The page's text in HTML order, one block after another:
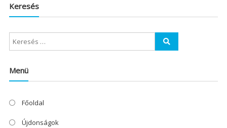
Keresés
Menü
Főoldal
Újdonságok